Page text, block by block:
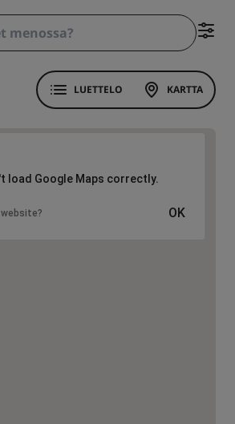
LUETTELO KARTTA
load Google Maps correctly.
OK